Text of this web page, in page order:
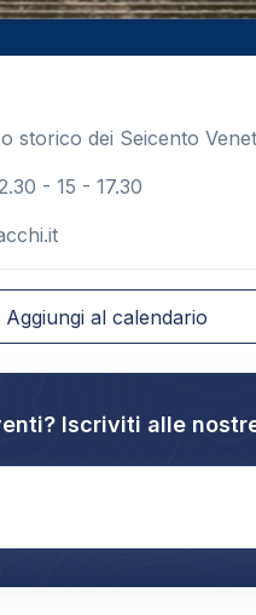
storico dei Seicento
- 15 - 17.30
Aggiungi al calendario
Iscriviti alle